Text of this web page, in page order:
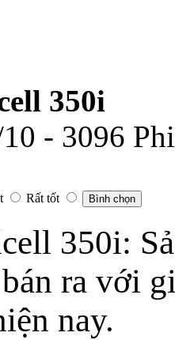
350i
10 - 3096
Rất tốt Bình chọn
350i:
ra với
nay.